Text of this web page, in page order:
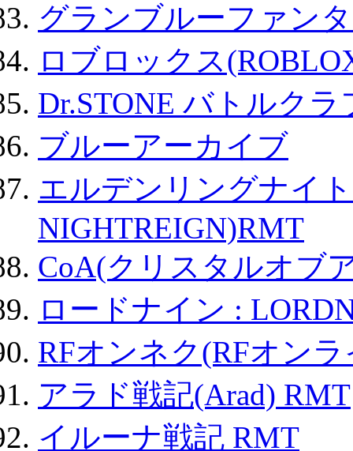
グランブルーファン
ロブロックス
Dr.STONE バトルク
ブルーアーカイブ
エルデンリングナイ
NIGHTREIGN)RMT
CoA(クリスタルオブ
ロードナイン :
RFオンネク(RFオン
アラド戦記(Arad) RMT
イルーナ戦記 RMT